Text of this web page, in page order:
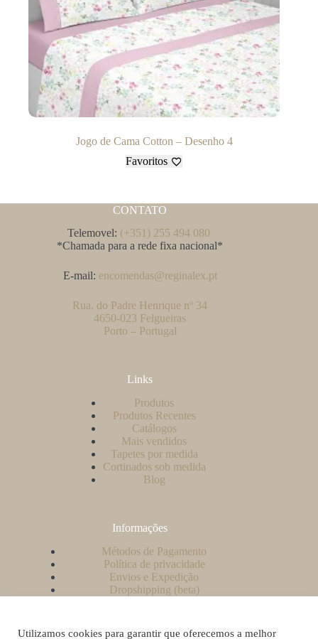
Jogo de Cama Cotton – Desenho 4
Favoritos
CONTATO
Telemovel: (+351) 255 494 080
*Chamada para a rede fixa nacional*
E-mail: encomendas@reginalex.pt
Rua. do Padre Henrique nº 34
4650-023 Felgueiras
Porto – Portugal
Links
Produtos
Produtos Recentes
Catálogos
Mais vendidos
Tapetes por medida
Cortinados sob medida
Blog
Informações
Métodos de Pagamento
Política de privacidade
Envios e Expedição
Dropshipping (beta)
Como criar uma conta no nosso website?
Utilizamos cookies para garantir que oferecemos a melhor